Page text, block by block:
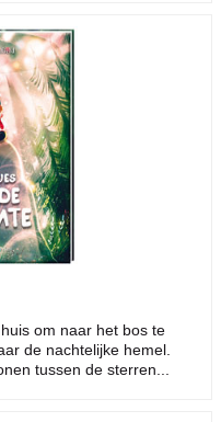
om naar het bos te
de nachtelijke hemel.
tussen de sterren...